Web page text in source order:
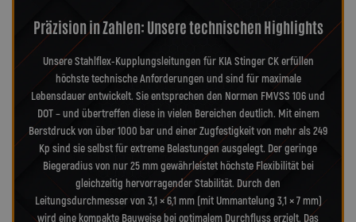
Präzision in Zahlen: Unsere technischen Highlights
Unsere Stahlflex-Kupplungsleitungen für KIA Stinger CK erfüllen
höchste technische Anforderungen und sind für maximale
Lebensdauer entwickelt. Sie entsprechen den Normen FMVSS 106 und
DOT – und übertreffen diese in vielen Bereichen deutlich. Mit einem
Berstdruck von über 1000 bar und einer Zugfestigkeit von mehr als 249
Kp sind sie selbst für extreme Belastungen ausgelegt. Der geringe
Biegeradius von nur 25 mm gewährleistet höchste Flexibilität bei
gleichzeitig hervorragender Stabilität. Durch den
Leitungsdurchmesser von 3,1 × 6,1 mm (mit Ummantelung 3,1 × 7 mm)
wird eine kompakte Bauweise bei optimalem Durchfluss erzielt. Das